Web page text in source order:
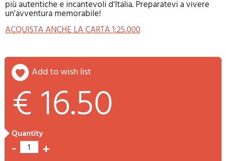
più autentiche e incantevoli d'Italia. Preparatevi a vivere
un'avventura memorabile!
ACQUISTA ANCHE LA CARTA 1:25.000
add to wish list
€ 16.50
quantity
- 1 +